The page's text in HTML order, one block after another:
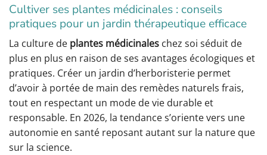
Cultiver ses plantes médicinales : conseils
pratiques pour un jardin thérapeutique efficace
La culture de plantes médicinales chez soi séduit de
plus en plus en raison de ses avantages écologiques et
pratiques. Créer un jardin d’herboristerie permet
d’avoir à portée de main des remèdes naturels frais,
tout en respectant un mode de vie durable et
responsable. En 2026, la tendance s’oriente vers une
autonomie en santé reposant autant sur la nature que
sur la science.